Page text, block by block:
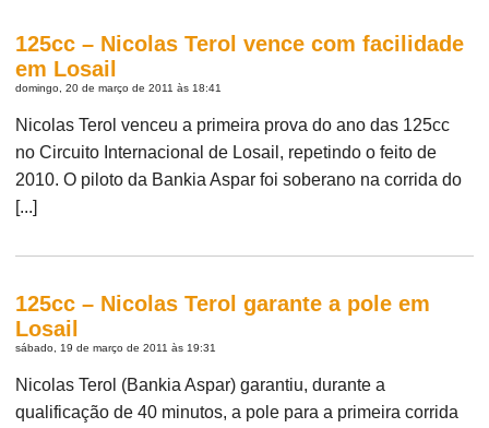
125cc – Nicolas Terol vence com facilidade
em Losail
domingo, 20 de março de 2011 às 18:41
Nicolas Terol venceu a primeira prova do ano das 125cc
no Circuito Internacional de Losail, repetindo o feito de
2010. O piloto da Bankia Aspar foi soberano na corrida do
[...]
125cc – Nicolas Terol garante a pole em
Losail
sábado, 19 de março de 2011 às 19:31
Nicolas Terol (Bankia Aspar) garantiu, durante a
qualificação de 40 minutos, a pole para a primeira corrida